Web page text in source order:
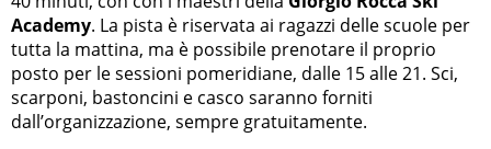
Academy. La pista è riservata ai ragazzi delle scuole per
tutta la mattina, ma è possibile prenotare il proprio
posto per le sessioni pomeridiane, dalle 15 alle 21. Sci,
scarponi, bastoncini e casco saranno forniti
dall’organizzazione, sempre gratuitamente.